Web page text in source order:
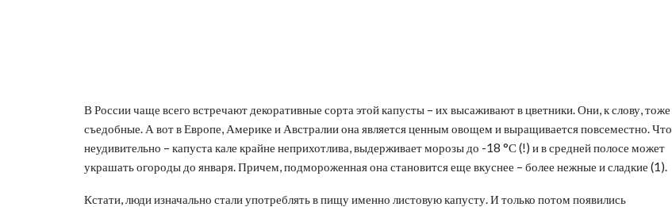
В России чаще всего встречают декоративные сорта этой капусты – их высаживают в цветники. Они, к слову, тоже
съедобные. А вот в Европе, Америке и Австралии она является ценным овощем и выращивается повсеместно. Что
неудивительно – капуста кале крайне неприхотлива, выдерживает морозы до -18 °С (!) и в средней полосе может
украшать огороды до января. Причем, подмороженная она становится еще вкуснее – более нежные и сладкие (1).
Кстати, люди изначально стали употреблять в пищу именно листовую капусту. И только потом появились